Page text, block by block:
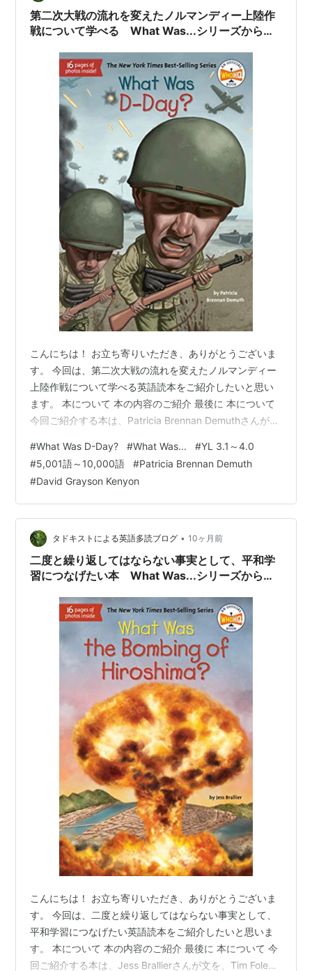
第二次大戦の流れを変えたノルマンディー上陸作
戦について学べる What Was...シリーズから
こんにちは！ お立ち寄りいただき、ありがとうございま
す。 今回は、第二次大戦の流れを変えたノルマンディー
上陸作戦について学べる英語読本をご紹介したいと思い
ます。 本について 本の内容のご紹介 最後に 本について
今回ご紹介する本は、Patricia Brennan Demuthさんが文
語読本、『What Was D-Day?』です。 元々は、アメリカ
の子ども向けに書かれた本ですが、日本でも多読用とし
て人気のあるシリーズです。 YL 2.8～3.8程度 語数は
7,233語 シリーズ：What Was...の本です。 What …
#What Was D-Day? #What Was... #YL 3.1～4.0
#5,001語～10,000語 #Patricia Brennan Demuth
#David Grayson Kenyon
タドキストによる英語多読ブログ • 10ヶ月前
二度と繰り返してはならない事実として、平和学
習につなげたい本 What Was...シリーズから
こんにちは！ お立ち寄りいただき、ありがとうございま
す。 今回は、二度と繰り返してはならない事実として、
平和学習につなげたい英語読本をご紹介したいと思いま
す。 本について 本の内容のご紹介 最後に 本について 今
回ご紹介する本は、Jess Brallierさんが文を、Tim Foley